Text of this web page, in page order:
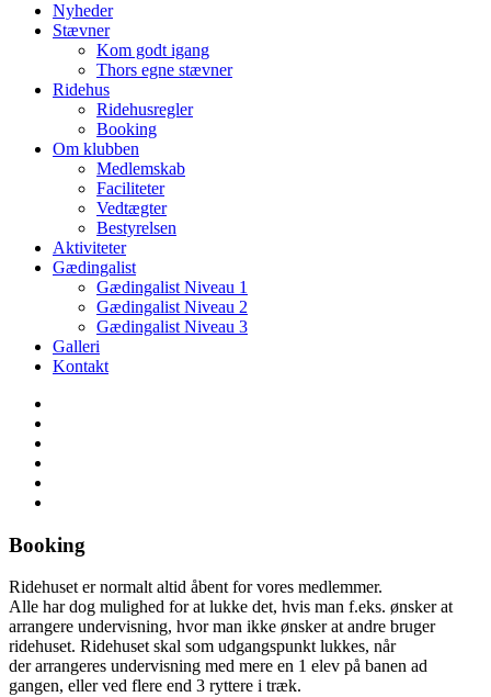
Nyheder
Stævner
Kom godt igang
Thors egne stævner
Ridehus
Ridehusregler
Booking
Om klubben
Medlemskab
Faciliteter
Vedtægter
Bestyrelsen
Aktiviteter
Gædingalist
Gædingalist Niveau 1
Gædingalist Niveau 2
Gædingalist Niveau 3
Galleri
Kontakt
Booking
Ridehuset er normalt altid åbent for vores medlemmer.
Alle har dog mulighed for at lukke det, hvis man f.eks. ønsker at
arrangere undervisning, hvor man ikke ønsker at andre bruger
ridehuset. Ridehuset skal som udgangspunkt lukkes, når
der arrangeres undervisning med mere en 1 elev på banen ad
gangen, eller ved flere end 3 ryttere i træk.